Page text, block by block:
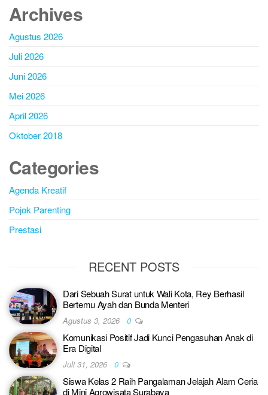
Archives
Agustus 2026
Juli 2026
Juni 2026
Mei 2026
April 2026
Oktober 2018
Categories
Agenda Kreatif
Pojok Parenting
Prestasi
RECENT POSTS
Dari Sebuah Surat untuk Wali Kota, Rey Berhasil
Bertemu Ayah dan Bunda Menteri
Agustus 3, 2026 0
Komunikasi Positif Jadi Kunci Pengasuhan Anak di
Era Digital
Juli 31, 2026 0
Siswa Kelas 2 Raih Pangalaman Jelajah Alam Ceria
di Mini Agrowisata Surabaya